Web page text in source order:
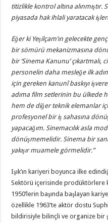
titizlikle kontrol altına alınmıştır.
piyasada hak ihlali yaratacak
Eğer ki Yeşilçam’ın gelecekte
bir sömürü mekanizmasına
bir ‘Sinema Kanunu’
personelin daha mesleğe ilk
için gereken kanunî baskıyı
adıma film setlerinin bu ülkede
hem de diğer teknik elemanlar
profesyonel bir iş sahasına
yapacağım. Sinemacılık asla
dönüşmemelidir. Sinema bir
yakışır muamele görmelidir.”
Işık’ın kariyeri boyunca ilke
Sektörü içerisinde prodüktörlere
1950’lerin başında başlayan
özellikle 1963’te aktör dostu
bildirisiyle bilinçli ve organize bir